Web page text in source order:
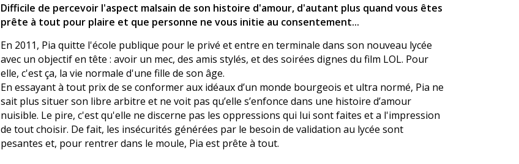
Difficile de percevoir l'aspect malsain de son histoire d'amour, d'autant plus quand vous êtes
prête à tout pour plaire et que personne ne vous initie au consentement...
En 2011, Pia quitte l'école publique pour le privé et entre en terminale dans son nouveau lycée
avec un objectif en tête : avoir un mec, des amis stylés, et des soirées dignes du film LOL. Pour
elle, c'est ça, la vie normale d'une fille de son âge.
En essayant à tout prix de se conformer aux idéaux d’un monde bourgeois et ultra normé, Pia ne
sait plus situer son libre arbitre et ne voit pas qu’elle s’enfonce dans une histoire d’amour
nuisible. Le pire, c'est qu'elle ne discerne pas les oppressions qui lui sont faites et a l'impression
de tout choisir. De fait, les insécurités générées par le besoin de validation au lycée sont
pesantes et, pour rentrer dans le moule, Pia est prête à tout.